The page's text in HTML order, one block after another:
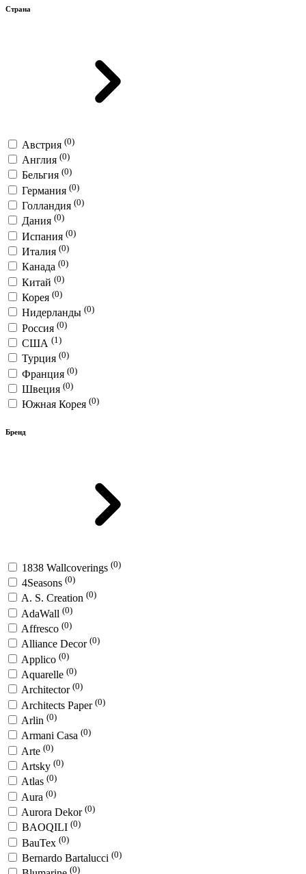
Страна
Австрия (0)
Англия (0)
Бельгия (0)
Германия (0)
Голландия (0)
Дания (0)
Испания (0)
Италия (0)
Канада (0)
Китай (0)
Корея (0)
Нидерланды (0)
Россия (0)
США (1)
Турция (0)
Франция (0)
Швеция (0)
Южная Корея (0)
Бренд
1838 Wallcoverings (0)
4Seasons (0)
A. S. Creation (0)
AdaWall (0)
Affresco (0)
Alliance Decor (0)
Applico (0)
Aquarelle (0)
Architector (0)
Architects Paper (0)
Arlin (0)
Armani Casa (0)
Arte (0)
Artsky (0)
Atlas (0)
Aura (0)
Aurora Dekor (0)
BAOQILI (0)
BauTex (0)
Bernardo Bartalucci (0)
(0)